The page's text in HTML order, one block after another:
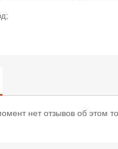
нет отзывов об этом